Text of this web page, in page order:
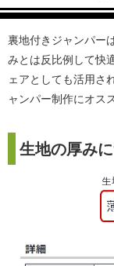
裏地付きジャンパー
みとは反比例して快
ェアとしても活用さ
ャンパー制作にオス
生地の厚み